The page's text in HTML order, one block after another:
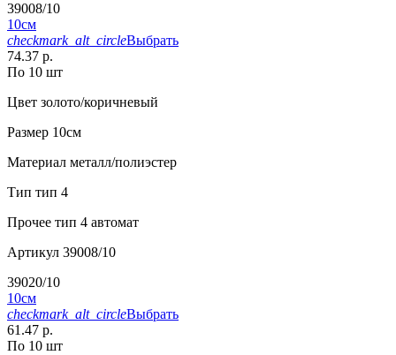
39008/10
10см
checkmark_alt_circleВыбрать
74.37 р.
По 10 шт
Цвет золото/коричневый
Размер 10см
Материал металл/полиэстер
Тип тип 4
Прочее тип 4 автомат
Артикул 39008/10
39020/10
10см
checkmark_alt_circleВыбрать
61.47 р.
По 10 шт